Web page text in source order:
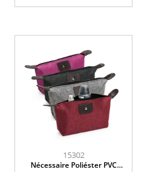
15302
Nécessaire Poliéster PVC